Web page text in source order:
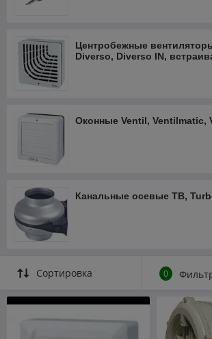
Центробежные
Diverso, Diverso IN,
Оконные Ventil, Ventilmatic,
Канальные осевые TB,
Сортировка 0